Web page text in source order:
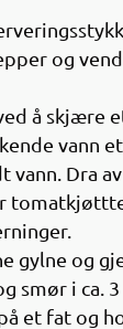
og
å skjære
vann
vann. Dra
gylne og
smør i ca.
et fat og